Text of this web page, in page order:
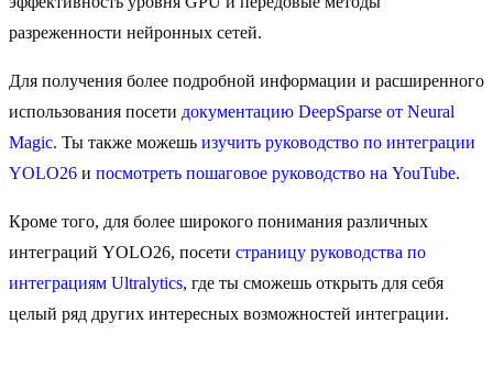
разреженности нейронных сетей.
Для получения более подробной информации и расширенного
использования посети документацию DeepSparse от Neural
Magic. Ты также можешь изучить руководство по интеграции
YOLO26 и посмотреть пошаговое руководство на YouTube.
Кроме того, для более широкого понимания различных
интеграций YOLO26, посети страницу руководства по
интеграциям Ultralytics, где ты сможешь открыть для себя
целый ряд других интересных возможностей интеграции.